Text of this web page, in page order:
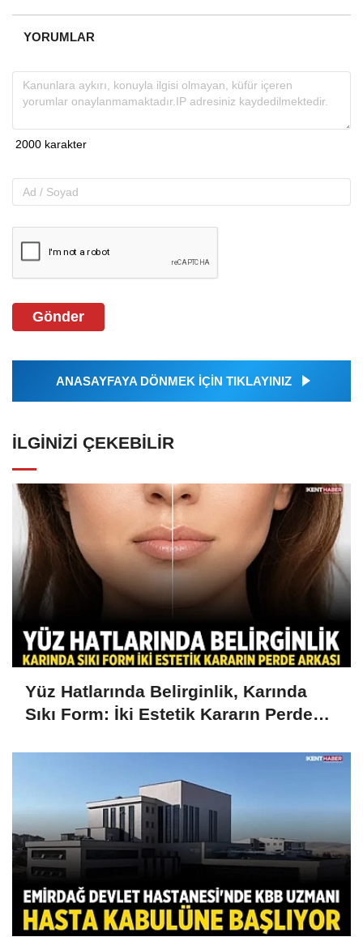
YORUMLAR
Gönder
ANASAYFAYA DÖNMEK İÇİN TIKLAYINIZ
İLGINIZI ÇEKEBILIR
Yüz Hatlarında Belirginlik, Karında
Sıkı Form: İki Estetik Kararın Perde